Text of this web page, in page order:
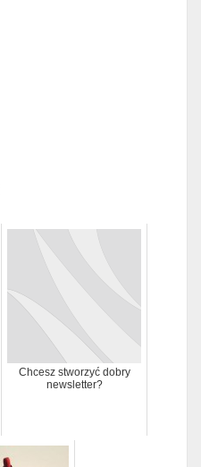
Chcesz stworzyć dobry
newsletter?